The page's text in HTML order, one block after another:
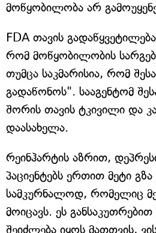
მოწყობილობა არ
FDA თავის
რომ მოწყობილობის
თუმცა საკმარისია, რომ
გადაწონოს". სააგენტომ
შორის თავის ტკივილი და
დაასახელა.
რეინჰარტის აზრით,
პაციენტებს ერთით მეტი გზა
სამკურნალოდ, რომელიც
მოიცავს. ეს
შეიძლება იყოს მათთვის,